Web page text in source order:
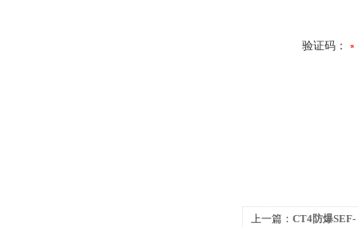
验证码：
上一篇： CT4防爆